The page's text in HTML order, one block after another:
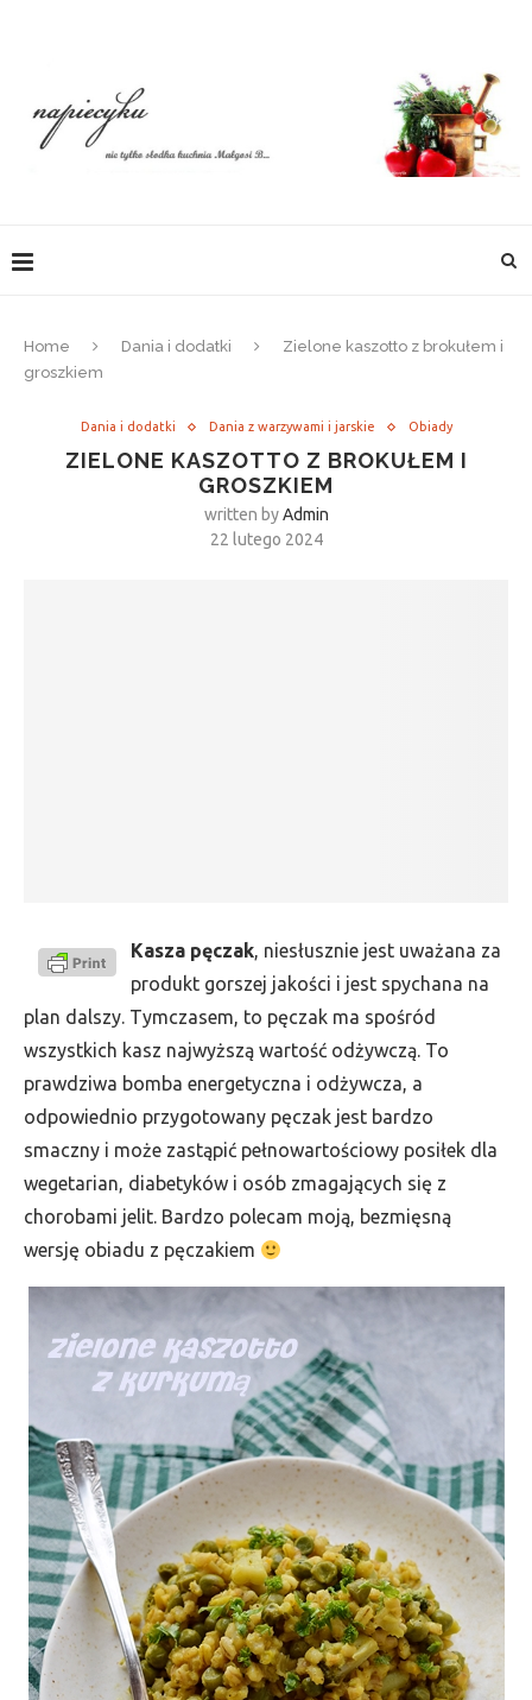
Home Dania i dodatki
Zielone kaszotto z brokułem i
groszkiem
Dania i dodatki Dania z warzywami i jarskie Obiady
ZIELONE KASZOTTO Z BROKUŁEM I
GROSZKIEM
written byAdmin
22 lutego 2024
Kasza pęczak, niesłusznie jest uważana za
produkt gorszej jakości i jest spychana na
plan dalszy. Tymczasem, to pęczak ma spośród
wszystkich kasz najwyższą wartość odżywczą. To
prawdziwa bomba energetyczna i odżywcza, a
odpowiednio przygotowany pęczak jest bardzo
smaczny i może zastąpić pełnowartościowy posiłek dla
wegetarian, diabetyków i osób zmagających się z
chorobami jelit. Bardzo polecam moją, bezmięsną
wersję obiadu z pęczakiem